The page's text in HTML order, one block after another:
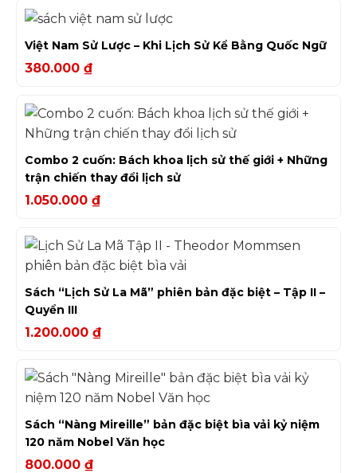
Việt Nam Sử Lược – Khi Lịch Sử Kể Bằng Quốc Ngữ
380.000 ₫
Combo 2 cuốn: Bách khoa lịch sử thế giới + Những
trận chiến thay đổi lịch sử
1.050.000 ₫
Sách “Lịch Sử La Mã” phiên bản đặc biệt – Tập II –
Quyển III
1.200.000 ₫
Sách “Nàng Mireille” bản đặc biệt bìa vải kỷ niệm
120 năm Nobel Văn học
800.000 ₫